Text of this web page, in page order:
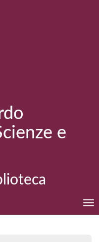
e